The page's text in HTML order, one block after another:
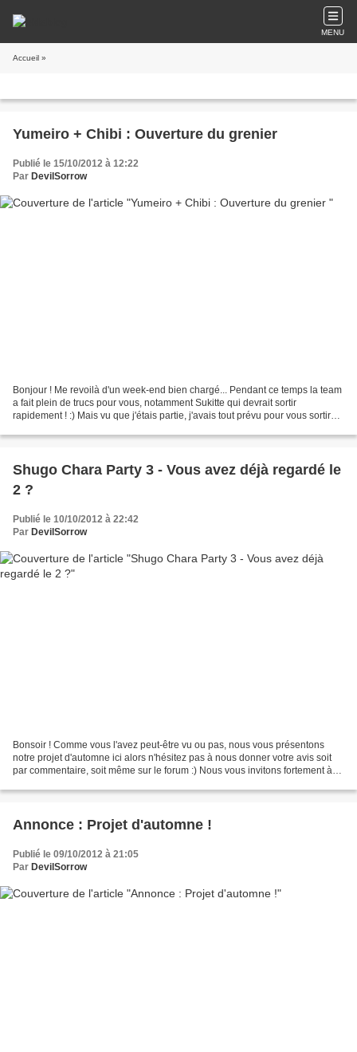
MENU
Accueil »
Yumeiro + Chibi : Ouverture du grenier
Publié le 15/10/2012 à 12:22
Par DevilSorrow
Bonjour ! Me revoilà d'un week-end bien chargé... Pendant ce temps la team
a fait plein de trucs pour vous, notamment Sukitte qui devrait sortir
rapidement ! :) Mais vu que j'étais partie, j'avais tout prévu pour vous sortir
Shugo Chara Party 3 - Vous avez déjà regardé le
2 ?
Publié le 10/10/2012 à 22:42
Par DevilSorrow
Bonsoir ! Comme vous l'avez peut-être vu ou pas, nous vous présentons
notre projet d'automne ici alors n'hésitez pas à nous donner votre avis soit
par commentaire, soit même sur le forum :) Nous vous invitons fortement à
Annonce : Projet d'automne !
Publié le 09/10/2012 à 21:05
Par DevilSorrow